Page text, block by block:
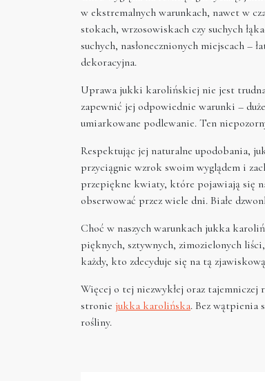
w ekstremalnych warunkach, nawet w
stokach, wrzosowiskach czy suchych
suchych, nasłonecznionych miejscach –
dekoracyjna.
Uprawa jukki karolińskiej nie jest trudna
zapewnić jej odpowiednie warunki –
umiarkowane podlewanie. Ten
Respektując jej naturalne upodobania,
przyciągnie wzrok swoim wyglądem i
przepiękne kwiaty, które pojawiają się
obserwować przez wiele dni. Białe
Choć w naszych warunkach jukka
pięknych, sztywnych, zimozielonych
każdy, kto zdecyduje się na tą
Więcej o tej niezwykłej oraz tajemniczej
stronie jukka karolińska. Bez wątpienia
rośliny.